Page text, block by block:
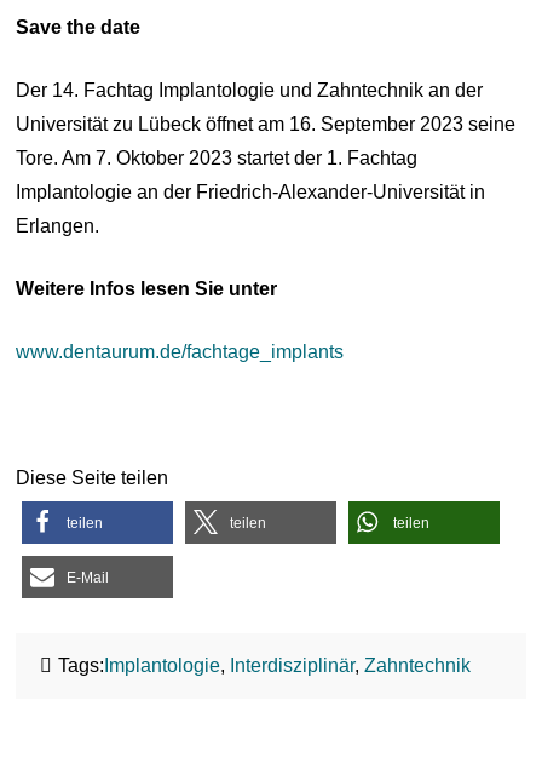
Save the date
Der 14. Fachtag Implantologie und Zahntechnik an der
Universität zu Lübeck öffnet am 16. September 2023 seine
Tore. Am 7. Oktober 2023 startet der 1. Fachtag
Implantologie an der Friedrich-Alexander-Universität in
Erlangen.
Weitere Infos lesen Sie unter
www.dentaurum.de/fachtage_implants
Diese Seite teilen
teilen teilen teilen
E-Mail
Tags: Implantologie, Interdisziplinär,Zahntechnik